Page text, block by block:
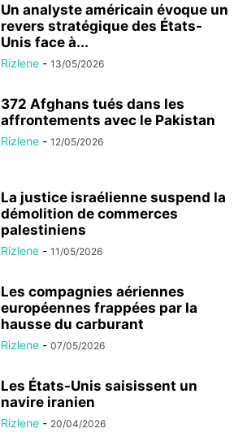
Un analyste américain évoque un
revers stratégique des États-
Unis face à...
Rizlene - 13/05/2026
372 Afghans tués dans les
affrontements avec le Pakistan
Rizlene - 12/05/2026
La justice israélienne suspend la
démolition de commerces
palestiniens
Rizlene - 11/05/2026
Les compagnies aériennes
européennes frappées par la
hausse du carburant
Rizlene - 07/05/2026
Les États-Unis saisissent un
navire iranien
Rizlene - 20/04/2026